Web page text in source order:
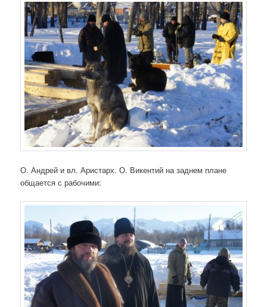
О. Андрей и вл. Аристарх. О. Викентий на заднем плане
общается с рабочими: